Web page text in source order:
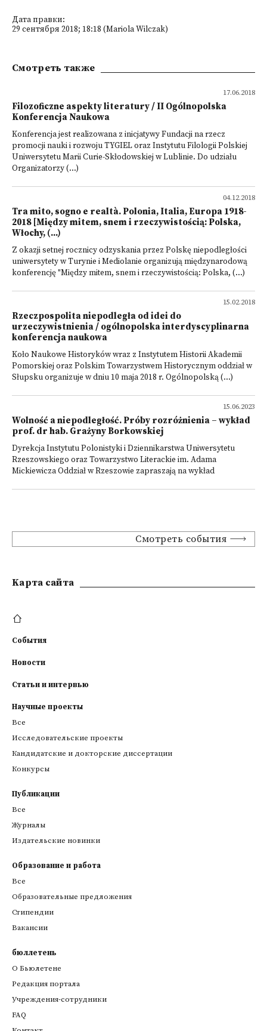
Дата правки:
29 сентября 2018; 18:18 (Mariola Wilczak)
Смотреть также
17.06.2018
Filozoficzne aspekty literatury / II Ogólnopolska
Konferencja Naukowa
Konferencja jest realizowana z inicjatywy Fundacji na rzecz
promocji nauki i rozwoju TYGIEL oraz Instytutu Filologii Polskiej
Uniwersytetu Marii Curie-Skłodowskiej w Lublinie. Do udziału
Organizatorzy (...)
04.12.2018
Tra mito, sogno e realtà. Polonia, Italia, Europa 1918-
2018 [Między mitem, snem i rzeczywistością: Polska,
Włochy, (...)
Z okazji setnej rocznicy odzyskania przez Polskę niepodległości
uniwersytety w Turynie i Mediolanie organizują międzynarodową
konferencję "Między mitem, snem i rzeczywistością: Polska, (...)
15.02.2018
Rzeczpospolita niepodległa od idei do
urzeczywistnienia / ogólnopolska interdyscyplinarna
konferencja naukowa
Koło Naukowe Historyków wraz z Instytutem Historii Akademii
Pomorskiej oraz Polskim Towarzystwem Historycznym oddział w
Słupsku organizuje w dniu 10 maja 2018 r. Ogólnopolską (...)
15.06.2023
Wolność a niepodległość. Próby rozróżnienia – wykład
prof. dr hab. Grażyny Borkowskiej
Dyrekcja Instytutu Polonistyki i Dziennikarstwa Uniwersytetu
Rzeszowskiego oraz Towarzystwo Literackie im. Adama
Mickiewicza Oddział w Rzeszowie zapraszają na wykład
Смотреть события
Kарта сайта
События
Новости
Статьи и интервью
Научные проекты
Все
Исследовательские проекты
Кандидатские и докторские диссертации
Конкурсы
Публикации
Все
Журналы
Издательские новинки
Образование и работа
Все
Образовательные предложения
Стипендии
Вакансии
бюллетень
О Бьюлетене
Редакция портала
Учреждения-сотрудники
FAQ